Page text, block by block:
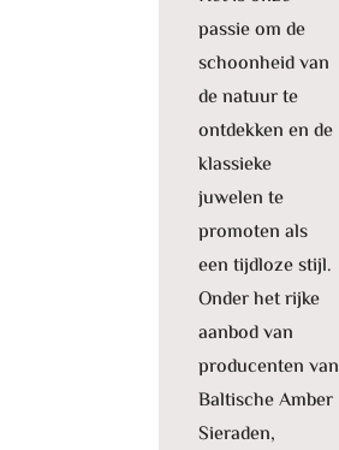
passie om de
schoonheid van
de natuur te
ontdekken en de
klassieke
juwelen te
promoten als
een tijdloze stijl.
Onder het rijke
aanbod van
producenten van
Baltische Amber
Sieraden,